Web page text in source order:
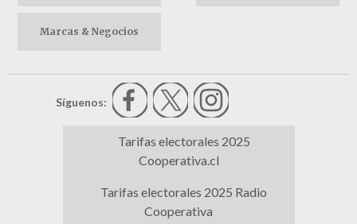
Marcas & Negocios
Síguenos:
Tarifas electorales 2025
Cooperativa.cl
Tarifas electorales 2025 Radio
Cooperativa